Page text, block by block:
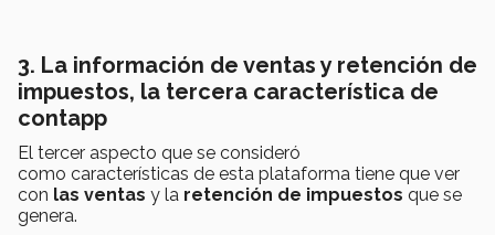
3. La información de ventas y retención de
impuestos, la tercera característica de
contapp
El tercer aspecto que se consideró
como características de esta plataforma tiene que ver
con las ventas y la retención de impuestos que se
genera.